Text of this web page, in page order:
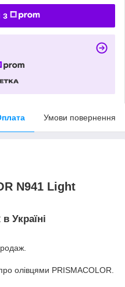
з
Умови повернення
N941 Light
Україні
олівцями PRISMACOLOR.